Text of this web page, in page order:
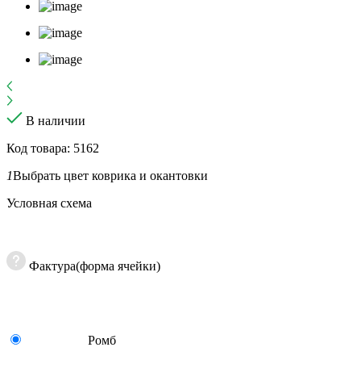
В наличии
Код товара: 5162
1Выбрать цвет коврика и окантовки
Условная схема
Фактура(форма ячейки)
Ромб